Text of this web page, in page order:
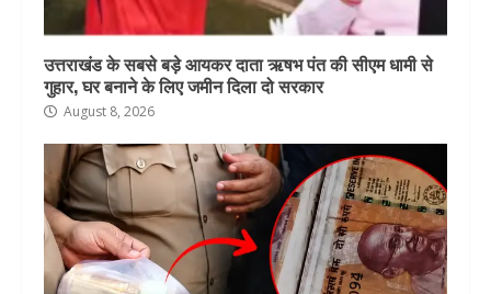
उत्तराखंड के सबसे बड़े आयकर दाता ऋषभ पंत की सीएम धामी से
गुहार, घर बनाने के लिए जमीन दिला दो सरकार
August 8, 2026